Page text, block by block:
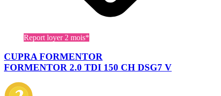
Report loyer 2 mois*
CUPRA FORMENTOR
FORMENTOR 2.0 TDI 150 CH DSG7 V